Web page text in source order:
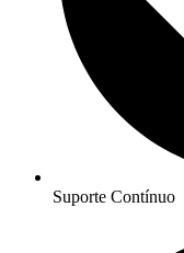
Suporte Contínuo